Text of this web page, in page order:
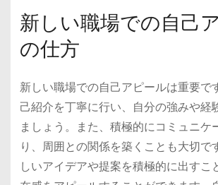
新しい職場での自己
の仕方
新しい職場での自己アピールは重要で
己紹介を丁寧に行い、自分の強みや経
ましょう。また、積極的にコミュニケ
り、周囲との関係を築くことも大切で
しいアイデアや提案を積極的に出すこ